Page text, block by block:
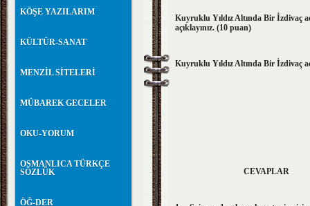
KÖŞE YAZILARIM
KÜLTÜR-SANAT
MENZİL SİTELERİ
MÜBAREK GECELER
OKU-YORUM
OSMANLICA TÜRKÇE
SÖZLÜK
ÖĞ-DER
Kuyruklu Yıldız Altında Bir İzdivaç
açıklayınız. (10 puan)
Kuyruklu Yıldız Altında Bir İzdivaç
CEVAPLAR